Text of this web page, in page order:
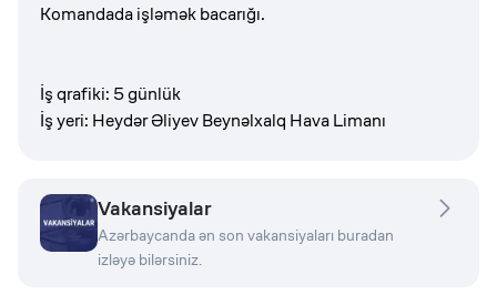
Komandada işləmək bacarığı.
İş qrafiki: 5 günlük
İş yeri: Heydər Əliyev Beynəlxalq Hava Limanı
Vakansiyalar
Azərbaycanda ən son vakansiyaları buradan
izləyə bilərsiniz.